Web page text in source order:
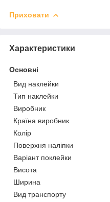
Приховати
Характеристики
Основні
Вид наклейки
Тип наклейки
Виробник
Країна виробник
Колір
Поверхня наліпки
Варіант поклейки
Висота
Ширина
Вид транспорту